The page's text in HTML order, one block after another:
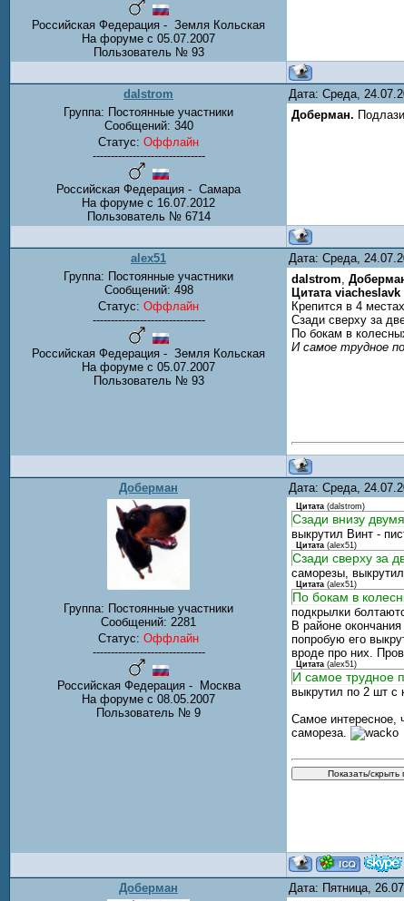
Российская Федерация - Земля Кольская
На форуме с 05.07.2007
Пользователь № 93
dalstrom Дата: Среда,
Группа: Постоянные участники
Сообщений: 340
Статус: Оффлайн
-------------------------------
Российская Федерация - Самара
На форуме с 16.07.2012
Пользователь № 6714
Доберман.
alex51 Дата: Среда,
Группа: Постоянные участники
Сообщений: 498
Статус: Оффлайн
-------------------------------
Российская Федерация - Земля Кольская
На форуме с 05.07.2007
Пользователь № 93
dalstrom,
Цитата viacheslavk
Крепится в 4
Сзади сверху за
По бокам в
И самое трудное
Доберман Дата: Среда,
Группа: Постоянные участники
Сообщений: 2281
Статус: Оффлайн
-------------------------------
Российская Федерация - Москва
На форуме с 08.05.2007
Пользователь № 9
Цитата (dalstrom)
Сзади внизу
выкрутил Винт -
Цитата (alex51)
Сзади сверху за
саморезы, выкрутил
Цитата (alex51)
По бокам в
подкрылки
В районе
попробую его
вроде про них.
Цитата (alex51)
И самое трудное
выкрутил по 2 шт с
Самое интересное,
самореза.
Доберман Дата: Пятница,